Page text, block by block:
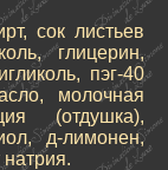
сок листьев
глицерин,
пэг-40
молочная
(отдушка),
д-лимонен,
натрия.